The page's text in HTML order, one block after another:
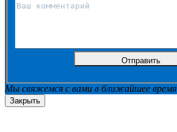
Мы свяжемся с вами в ближайшее время
Закрыть